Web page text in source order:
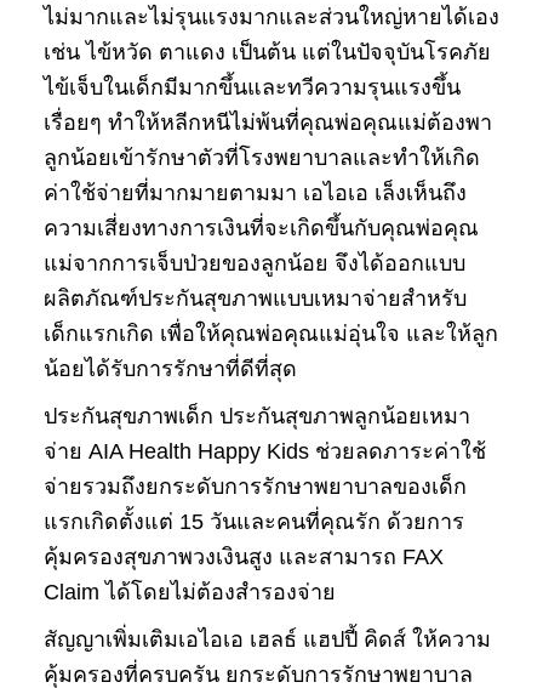
ไม่มากและไม่รุนแรงมากและส่วนใหญ่หายได้เอง
เช่น ไข้หวัด ตาแดง เป็นต้น แต่ในปัจจุบันโรคภัย
ไข้เจ็บในเด็กมีมากขึ้นและทวีความรุนแรงขึ้น
เรื่อยๆ ทำให้หลีกหนีไม่พ้นที่คุณพ่อคุณแม่ต้องพา
ลูกน้อยเข้ารักษาตัวที่โรงพยาบาลและทำให้เกิด
ค่าใช้จ่ายที่มากมายตามมา เอไอเอ เล็งเห็นถึง
ความเสี่ยงทางการเงินที่จะเกิดขึ้นกับคุณพ่อคุณ
แม่จากการเจ็บป่วยของลูกน้อย จึงได้ออกแบบ
ผลิตภัณฑ์ประกันสุขภาพแบบเหมาจ่ายสำหรับ
เด็กแรกเกิด เพื่อให้คุณพ่อคุณแม่อุ่นใจ และให้ลูก
น้อยได้รับการรักษาที่ดีที่สุด
ประกันสุขภาพเด็ก ประกันสุขภาพลูกน้อยเหมา
จ่าย AIA Health Happy Kids ช่วยลดภาระค่าใช้
จ่ายรวมถึงยกระดับการรักษาพยาบาลของเด็ก
แรกเกิดตั้งแต่ 15 วันและคนที่คุณรัก ด้วยการ
คุ้มครองสุขภาพวงเงินสูง และสามารถ FAX
Claim ได้โดยไม่ต้องสำรองจ่าย
สัญญาเพิ่มเติมเอไอเอ เฮลธ์ แฮปปี้ คิดส์ ให้ความ
คุ้มครองที่ครบครัน ยกระดับการรักษาพยาบาล